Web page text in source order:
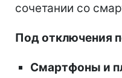
сочетании со
Под отключения
Смартфоны и